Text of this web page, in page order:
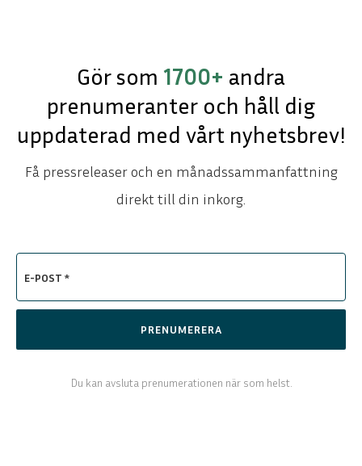
Gör som 1700+ andra
prenumeranter och håll dig
uppdaterad med vårt nyhetsbrev!
Få pressreleaser och en månadssammanfattning
direkt till din inkorg.
E-POST *
PRENUMERERA
Du kan avsluta prenumerationen när som helst.